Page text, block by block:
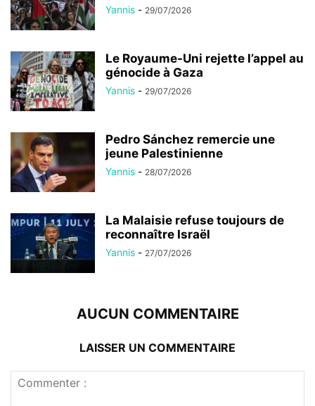
Yannis - 29/07/2026
Le Royaume-Uni rejette l’appel au
génocide à Gaza
Yannis - 29/07/2026
Pedro Sánchez remercie une
jeune Palestinienne
Yannis - 28/07/2026
La Malaisie refuse toujours de
reconnaître Israël
Yannis - 27/07/2026
AUCUN COMMENTAIRE
LAISSER UN COMMENTAIRE